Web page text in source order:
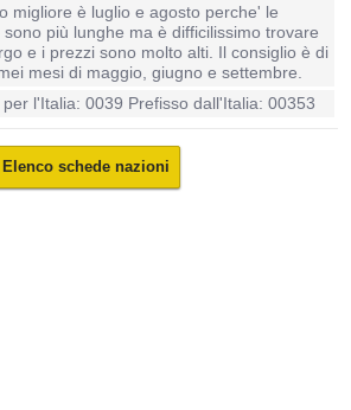
migliore è luglio e agosto perche' le
più lunghe ma è difficilissimo trovare
e i prezzi sono molto alti. Il consiglio è di
mesi di maggio, giugno e settembre.
per l'Italia: 0039 Prefisso dall'Italia: 00353
Elenco schede nazioni